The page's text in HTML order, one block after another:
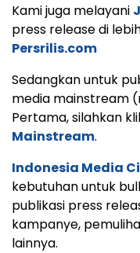
Kami juga melayani
press release di
Persrilis.com
Sedangkan untuk
media mainstream
Pertama, silahkan
Mainstream.
Indonesia Media
kebutuhan untuk
publikasi press
kampanye,
lainnya.